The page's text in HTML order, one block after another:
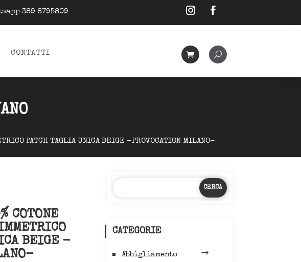
389 8795809
CONTATTI
PATCH TAGLIA UNICA BEIGE -PROVOCATION MILANO-
COTONE
BEIGE -
CATEGORIE
Abbigliamento